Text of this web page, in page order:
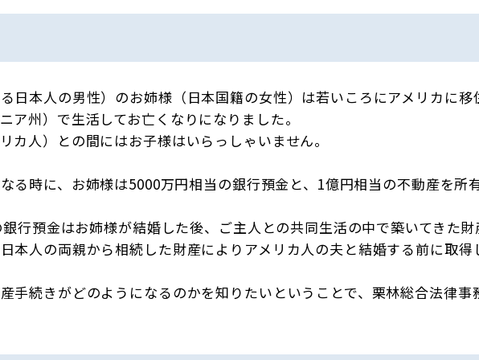
日本人の男性）のお姉様（日本国籍の女性）は若いころにアメリカに
ア州）で生活してお亡くなりになりました。
カ人）との間にはお子様はいらっしゃいません。
る時に、お姉様は5000万円相当の銀行預金と、1億円相当の不動産を所
行預金はお姉様が結婚した後、ご主人との共同生活の中で築いてきた
本人の両親から相続した財産によりアメリカ人の夫と結婚する前に取得
手続きがどのようになるのかを知りたいということで、栗林総合法律